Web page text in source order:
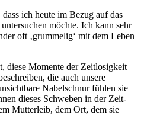
ich heute im Bezug auf das
möchte. Ich kann sehr
oft ‚grummelig‘ mit dem Leben
diese Momente der Zeitlosigkeit
die auch unsere
Nabelschnur fühlen sie
dieses Schweben in der Zeit-
Mutterleib, dem Ort, dem sie